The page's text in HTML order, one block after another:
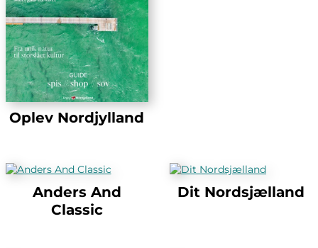
Oplev Nordjylland
Anders And
Classic
Dit Nordsjælland